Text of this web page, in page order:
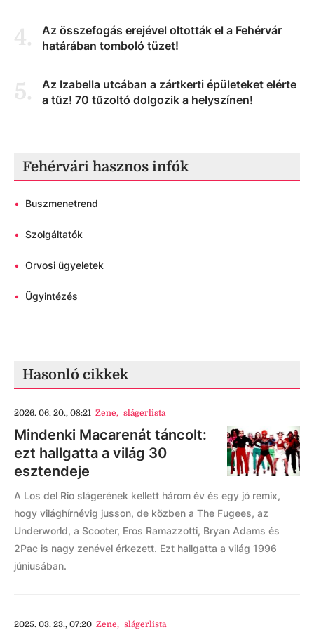
4.
Az összefogás erejével oltották el a Fehérvár
határában tomboló tüzet!
5.
Az Izabella utcában a zártkerti épületeket elérte
a tűz! 70 tűzoltó dolgozik a helyszínen!
Fehérvári hasznos infók
• Buszmenetrend
• Szolgáltatók
• Orvosi ügyeletek
• Ügyintézés
Hasonló cikkek
2026. 06. 20., 08:21 Zene, slágerlista
Mindenki Macarenát táncolt:
ezt hallgatta a világ 30
esztendeje
A Los del Rio slágerének kellett három év és egy jó remix,
hogy világhírnévig jusson, de közben a The Fugees, az
Underworld, a Scooter, Eros Ramazzotti, Bryan Adams és
2Pac is nagy zenével érkezett. Ezt hallgatta a világ 1996
júniusában.
2025. 03. 23., 07:20 Zene, slágerlista